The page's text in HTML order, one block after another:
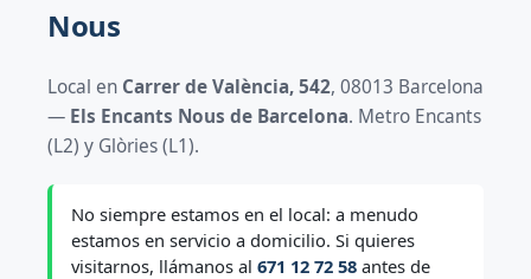
Nous
Local en Carrer de València, 542, 08013 Barcelona
— Els Encants Nous de Barcelona. Metro Encants
(L2) y Glòries (L1).
No siempre estamos en el local: a menudo
estamos en servicio a domicilio. Si quieres
visitarnos, llámanos al 671 12 72 58 antes de